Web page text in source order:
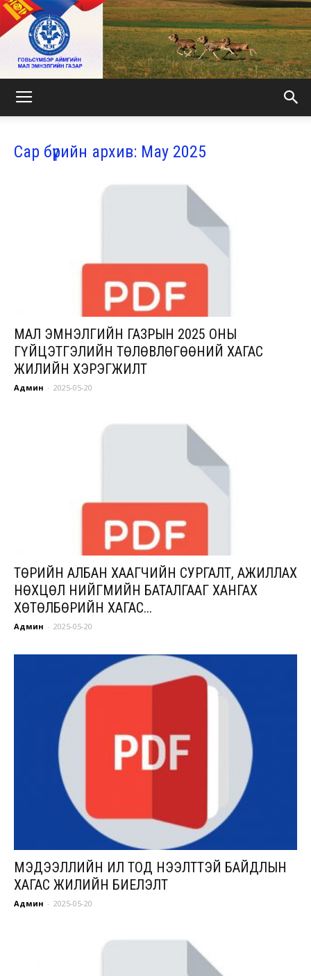
Сар бүрийн архив: May 2025
МАЛ ЭМНЭЛГИЙН ГАЗРЫН 2025 ОНЫ
ГҮЙЦЭТГЭЛИЙН ТӨЛӨВЛӨГӨӨНИЙ ХАГАС
ЖИЛИЙН ХЭРЭГЖИЛТ
Админ - 2025-05-20
ТӨРИЙН АЛБАН ХААГЧИЙН СУРГАЛТ, АЖИЛЛАХ
НӨХЦӨЛ НИЙГМИЙН БАТАЛГААГ ХАНГАХ
ХӨТӨЛБӨРИЙН ХАГАС...
Админ - 2025-05-20
МЭДЭЭЛЛИЙН ИЛ ТОД НЭЭЛТТЭЙ БАЙДЛЫН
ХАГАС ЖИЛИЙН БИЕЛЭЛТ
Админ - 2025-05-20